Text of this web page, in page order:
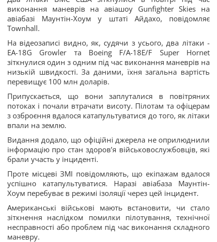
виконання маневрів на авіашоу Gunfighter Skies на
авіабазі Маунтін-Хоум у штаті Айдахо, повідомляє
Townhall.
На відеозаписі видно, як, судячи з усього, два літаки -
EA-18G Growler та Boeing F/A-18E/F Super Hornet
зіткнулися один з одним під час виконання маневрів на
низькій швидкості. За даними, їхня загальна вартість
перевищує 100 млн доларів.
Припускається, що вони заплуталися в повітряних
потоках і почали втрачати висоту. Пілотам та офіцерам
з озброєння вдалося катапультуватися до того, як літаки
впали на землю.
Видання додало, що офіційні джерела не оприлюднили
інформацію про стан здоров’я військовослужбовців, які
брали участь у інциденті.
Проте місцеві ЗМІ повідомляють, що екіпажам вдалося
успішно катапультуватися. Наразі авіабаза Маунтін-
Хоум перебуває в режимі ізоляції через цей інцидент.
Американські військові мають встановити, чи стало
зіткнення наслідком помилки пілотування, технічної
несправності або проблем під час виконання складного
маневру.